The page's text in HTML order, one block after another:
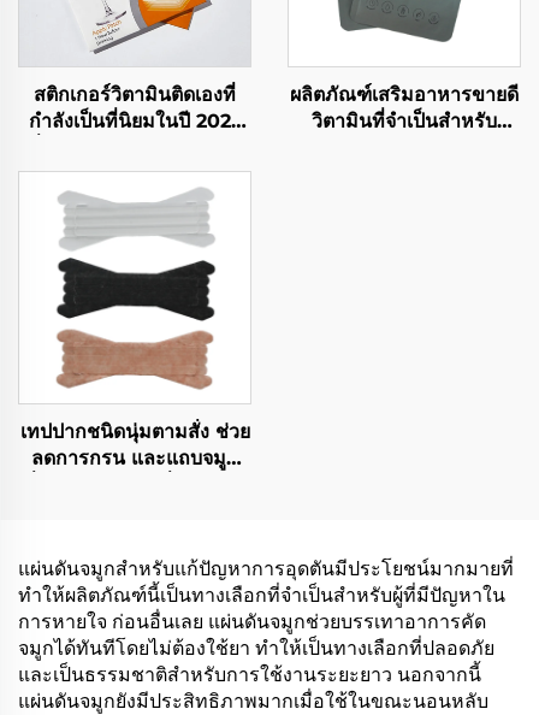
สติกเกอร์วิตามินติดเองที่
กำลังเป็นที่นิยมในปี 2022
เมาค้าง นอนหลับสนิท และ
เพิ่มสมาธิ
ผลิตภัณฑ์เสริมอาหารขายดี
วิตามินที่จำเป็นสำหรับ
เทปปากชนิดนุ่มตามสั่ง ช่วย
ลดการกรน และแถบจมูก
แผ่นดันจมูกสำหรับแก้ปัญหาการอุดตันมีประโยชน์มากมายที่
ทำให้ผลิตภัณฑ์นี้เป็นทางเลือกที่จำเป็นสำหรับผู้ที่มีปัญหาใน
การหายใจ ก่อนอื่นเลย แผ่นดันจมูกช่วยบรรเทาอาการคัด
จมูกได้ทันทีโดยไม่ต้องใช้ยา ทำให้เป็นทางเลือกที่ปลอดภัย
และเป็นธรรมชาติสำหรับการใช้งานระยะยาว นอกจากนี้
แผ่นดันจมูกยังมีประสิทธิภาพมากเมื่อใช้ในขณะนอนหลับ